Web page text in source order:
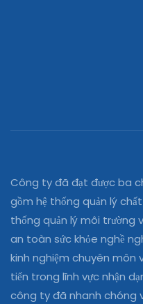
Công ty đã đạt được ba
gồm hệ thống quản lý chất
thống quản lý môi trường
an toàn sức khỏe nghề
kinh nghiệm chuyên môn
tiến trong lĩnh vực nhận
công ty đã nhanh chóng